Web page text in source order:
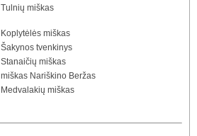
Tulnių miškas
Koplytėlės miškas
Šakynos tvenkinys
Stanaičių miškas
miškas Nariškino Beržas
Medvalakių miškas